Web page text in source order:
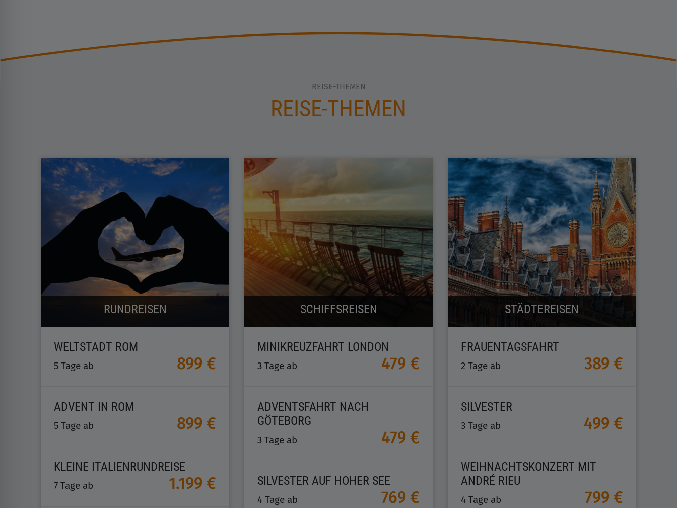
REISE-THEMEN
REISE-THEMEN
RUNDREISEN
WELTSTADT ROM
5 Tage ab 899 €
ADVENT IN ROM
5 Tage ab 899 €
KLEINE ITALIENRUNDREISE
7 Tage ab 1.199 €
SCHIFFSREISEN
MINIKREUZFAHRT LONDON
3 Tage ab 479 €
ADVENTSFAHRT NACH
GÖTEBORG
3 Tage ab 479 €
SILVESTER AUF HOHER SEE
4 Tage ab 769 €
STÄDTEREISEN
FRAUENTAGSFAHRT
2 Tage ab 389 €
SILVESTER
3 Tage ab 499 €
WEIHNACHTSKONZERT MIT
ANDRÉ RIEU
4 Tage ab 799 €